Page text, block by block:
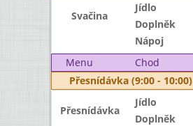
Svačina
Jídlo
Doplněk
Nápoj
Menu
Chod
Přesnídávka (9:00 - 10:00)
Přesnídávka
Jídlo
Doplněk